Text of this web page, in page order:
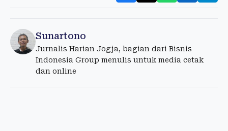
Sunartono
Jurnalis Harian Jogja, bagian dari Bisnis
Indonesia Group menulis untuk media cetak
dan online